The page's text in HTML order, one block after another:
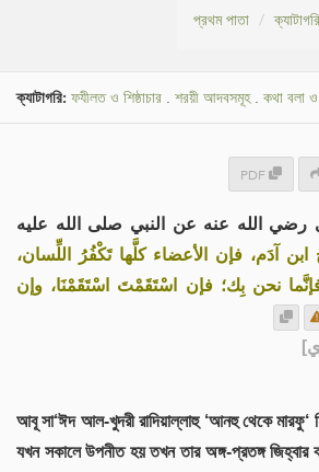
প্রথম পাতা
ক্যাটাগরি: ফযীলত ও শিষ্ঠাচার . শরয়ী আদবসমূহ. কথা বলা
PDF
الله عنه عن النبي صلى الله عليه
ابن آدَم، فإن الأعضاء كلَّها تَكْفُرُ اللِّسان،
فإنَّما نحن بِك؛ فإن اسْتَقَمْتَ اسْتَقَمْنَا، وإن
আবূ সা‘ঈদ আল-খুদরী রাদিয়াল্লাহু ‘আনহু থেকে মারফু‘
যখন সকালে উপনীত হয় তখন তার অঙ্গ-প্রতঙ্গ জিহ্বার